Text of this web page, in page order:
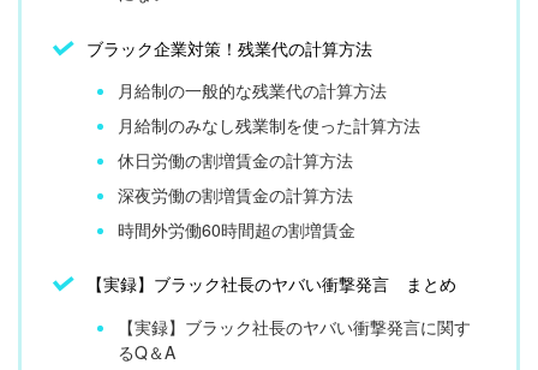
ブラック企業対策！残業代の計算方法
月給制の一般的な残業代の計算方法
月給制のみなし残業制を使った計算方法
休日労働の割増賃金の計算方法
深夜労働の割増賃金の計算方法
時間外労働60時間超の割増賃金
【実録】ブラック社長のヤバい衝撃発言 まとめ
【実録】ブラック社長のヤバい衝撃発言に関す
るQ＆A